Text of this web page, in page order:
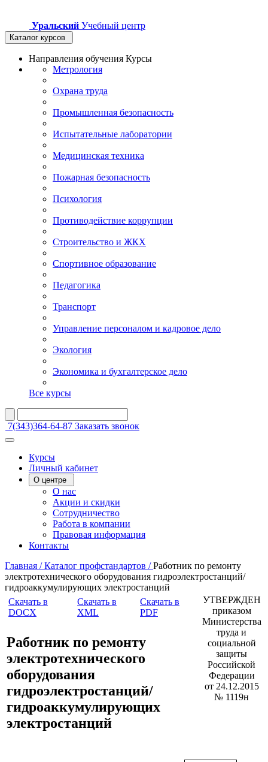
Уральский Учебный центр
Каталог курсов
Направления обучения Курсы
Метрология
Охрана труда
Промышленная безопасность
Испытательные лаборатории
Медицинская техника
Пожарная безопасность
Психология
Противодействие коррупции
Строительство и ЖКХ
Спортивное образование
Педагогика
Транспорт
Управление персоналом и кадровое дело
Экология
Экономика и бухгалтерское дело
Все курсы
7(343)364-64-87 Заказать звонок
Курсы
Личный кабинет
О центре
О нас
Акции и скидки
Сотрудничество
Работа в компании
Правовая информация
Контакты
Главная /Каталог профстандартов /Работник по ремонту
электротехнического оборудования гидроэлектростанций/
гидроаккумулирующих электростанций
Скачать в
DOCX
Скачать в
XML
Скачать в
PDF
УТВЕРЖДЕН
приказом
Министерства
труда и
социальной
защиты
Российской
Федерации
от 24.12.2015
№ 1119н
Работник по ремонту
электротехнического
оборудования
гидроэлектростанций/
гидроаккумулирующих
электростанций